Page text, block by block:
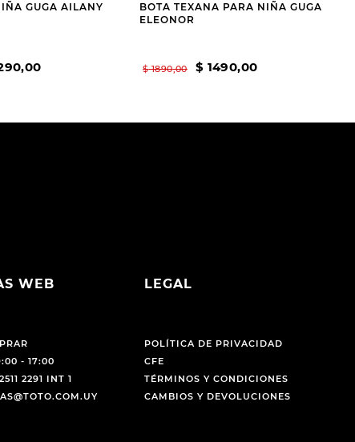
GUGA AILANY
,00
BOTA TEXANA PARA NIÑA GUGA
ELEONOR
$ 1890,00 $ 1490,00
WEB
- 17:00
2291 INT 1
LEGAL
POLÍTICA DE PRIVACIDAD
CFE
TÉRMINOS Y CONDICIONES
CAMBIOS Y DEVOLUCIONES